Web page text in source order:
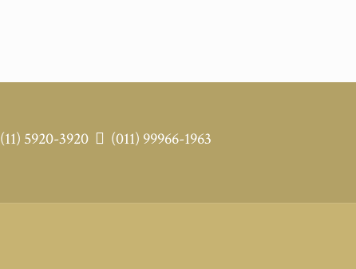
(11) 5920-3920
(011) 99966-1963